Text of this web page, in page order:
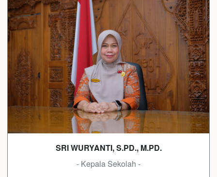
SRI WURYANTI, S.PD., M.PD.
- Kepala Sekolah -